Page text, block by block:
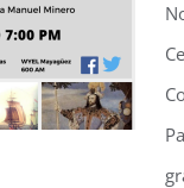
After
Them